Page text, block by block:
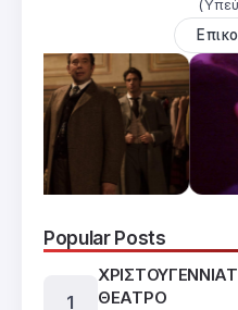
Popular Posts
ΘΕΑΤΡΟ